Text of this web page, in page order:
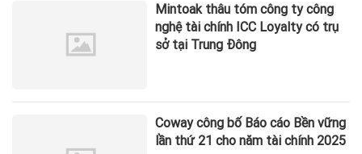
Mintoak thâu tóm công ty công
nghệ tài chính ICC Loyalty có trụ
sở tại Trung Đông
Coway công bố Báo cáo Bền vững
lần thứ 21 cho năm tài chính 2025